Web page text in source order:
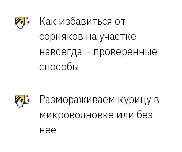
Как избавиться от
сорняков на участке
навсегда – проверенные
способы
Размораживаем курицу в
микроволновке или без
нее